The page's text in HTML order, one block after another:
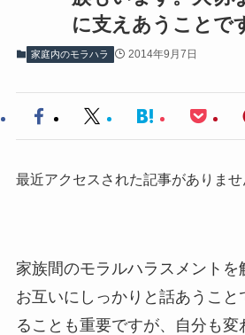
に支えあうことで
家庭内のモラハラ 2014年9月7日
最近アクセスされた記事がありませ
家族間のモラルハラスメントを
お互いにしっかりと話あうこと
ることも重要ですが、自分も変